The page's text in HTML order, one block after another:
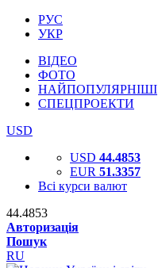
РУС
УКР
ВІДЕО
ФОТО
НАЙПОПУЛЯРНІШІ
СПЕЦПРОЕКТИ
USD
USD 44.4853
EUR 51.3357
Всі курси валют
44.4853
Авторизація
Пошук
RU